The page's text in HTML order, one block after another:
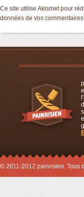
Ce site utilise Akismet pour
données de vos
© 2011-2012 painrisien. Tous